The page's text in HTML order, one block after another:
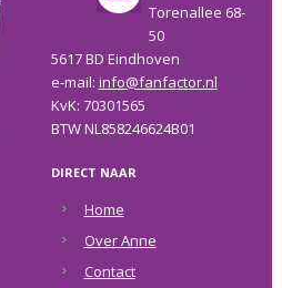
Torenallee 68-
50
5617 BD Eindhoven
e-mail: info@fanfactor.nl
KvK: 70301565
BTW NL858246624B01
DIRECT NAAR
Home
Over Anne
Contact